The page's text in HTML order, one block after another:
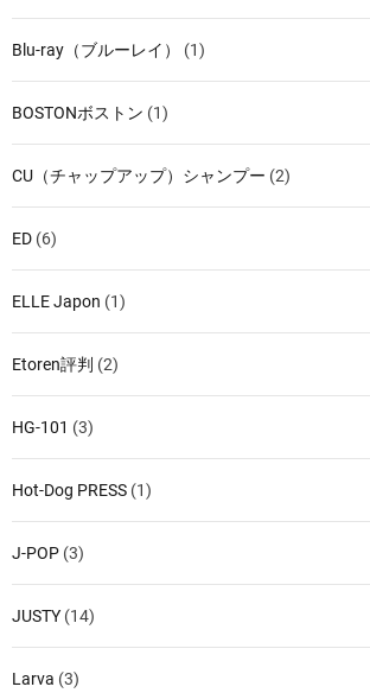
Blu-ray（ブルーレイ） (1)
BOSTONボストン (1)
CU（チャップアップ）シャンプー (2)
ED (6)
ELLE Japon (1)
Etoren評判 (2)
HG-101 (3)
Hot-Dog PRESS (1)
J-POP (3)
JUSTY (14)
Larva (3)